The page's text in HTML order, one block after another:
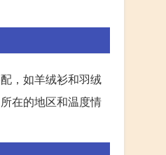
，如羊绒衫和羽绒
在的地区和温度情